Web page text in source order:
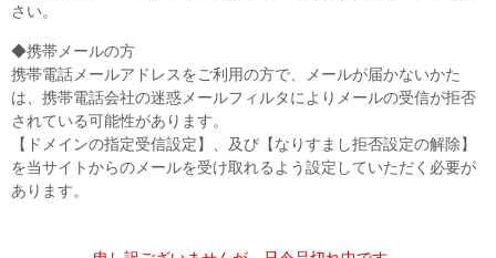
さい。
◆携帯メールの方
携帯電話メールアドレスをご利用の方で、メールが届かないかた
は、携帯電話会社の迷惑メールフィルタによりメールの受信が拒否
されている可能性があります。
【ドメインの指定受信設定】、及び【なりすまし拒否設定の解除】
を当サイトからのメールを受け取れるよう設定していただく必要が
あります。